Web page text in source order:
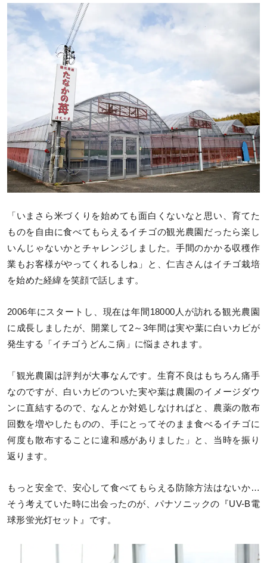
「いまさら米づくりを始めても面白くないなと思い、育てた
ものを自由に食べてもらえるイチゴの観光農園だったら楽し
いんじゃないかとチャレンジしました。手間のかかる収穫作
業もお客様がやってくれるしね」と、仁吉さんはイチゴ栽培
を始めた経緯を笑顔で話します。
2006年にスタートし、現在は年間18000人が訪れる観光農園
に成長しましたが、開業して2～3年間は実や葉に白いカビが
発生する「イチゴうどんこ病」に悩まされます。
「観光農園は評判が大事なんです。生育不良はもちろん痛手
なのですが、白いカビのついた実や葉は農園のイメージダウ
ンに直結するので、なんとか対処しなければと、農薬の散布
回数を増やしたものの、手にとってそのまま食べるイチゴに
何度も散布することに違和感がありました」と、当時を振り
返ります。
もっと安全で、安心して食べてもらえる防除方法はないか…
そう考えていた時に出会ったのが、パナソニックの『UV-B電
球形蛍光灯セット』です。